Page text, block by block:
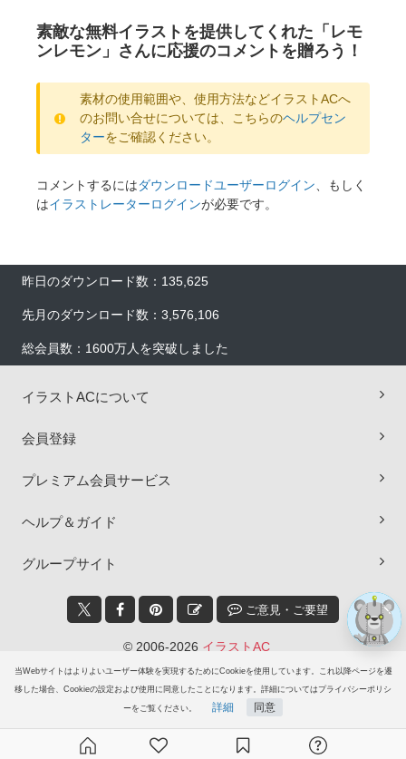
当Webサイトはよりよいユーザー体験を実現するためにCookieを使用しています。これ以降ページを遷
移した場合、Cookieの設定および使用に同意したことになります。詳細についてはプライバシーポリシ
ーをご覧ください。 詳細 同意
素敵な無料イラストを提供してくれた「レモ
ンレモン」さんに応援のコメントを贈ろう！
素材の使用範囲や、使用方法などイラストACへ
のお問い合せについては、こちらのヘルプセン
ターをご確認ください。
コメントするにはダウンロードユーザーログイン、もしく
はイラストレーターログインが必要です。
昨日のダウンロード数：135,625
先月のダウンロード数：3,576,106
総会員数：1600万人を突破しました
イラストACについて
会員登録
プレミアム会員サービス
ヘルプ＆ガイド
グループサイト
ご意見・ご要望
© 2006-2026 イラストAC